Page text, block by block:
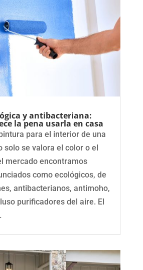
y antibacteriana:
la pena usarla en casa
para el interior de una
solo se valora el color o el
mercado encontramos
como ecológicos, de
antibacterianos, antimoho,
purificadores del aire. El